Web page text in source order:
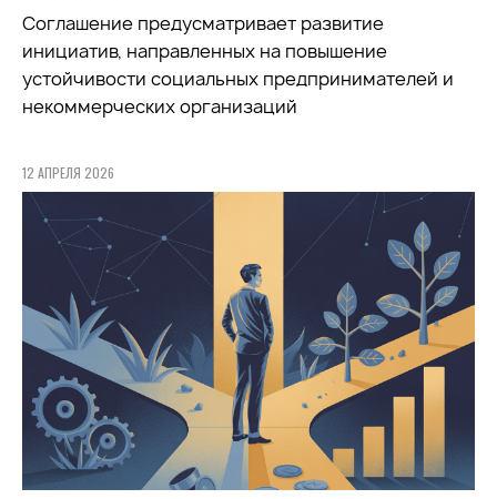
Соглашение предусматривает развитие
инициатив, направленных на повышение
устойчивости социальных предпринимателей и
некоммерческих организаций
12 АПРЕЛЯ 2026